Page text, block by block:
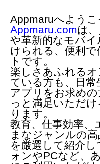
Appmaruへようこ
Appmaru.comは
や革新的なモバイ
けられる、便利
トです。
楽しさあふれる
ている方も、日
アプリをお求め
っと満足いただ
ります。
教育、仕事効率
まなジャンルの
を厳選して紹介
ォンやPCなど、